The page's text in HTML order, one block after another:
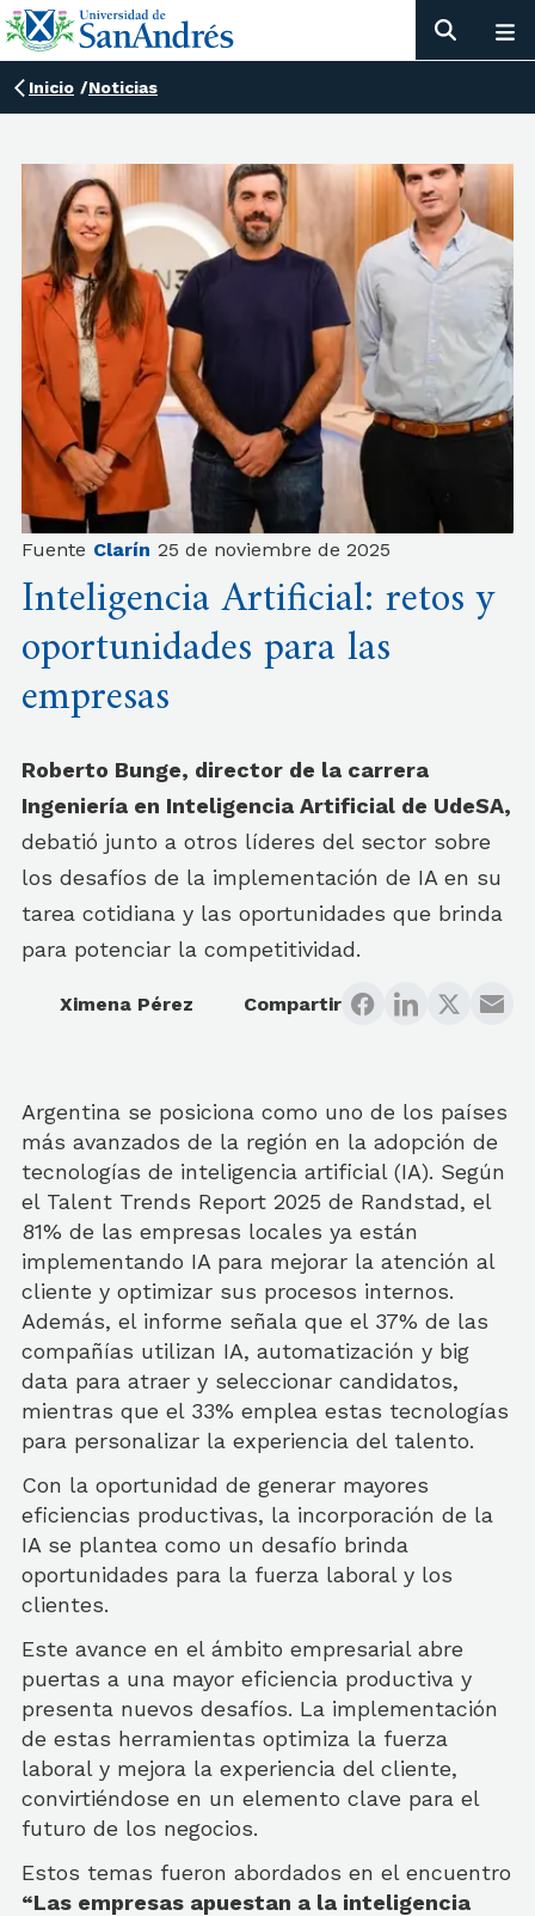
Inicio /Noticias
Fuente Clarín 25 de noviembre de 2025
Inteligencia Artificial: retos y
oportunidades para las
empresas
Roberto Bunge, director de la carrera
Ingeniería en Inteligencia Artificial de UdeSA,
debatió junto a otros líderes del sector sobre
los desafíos de la implementación de IA en su
tarea cotidiana y las oportunidades que brinda
para potenciar la competitividad.
Ximena Pérez Compartir
Argentina se posiciona como uno de los países
más avanzados de la región en la adopción de
tecnologías de inteligencia artificial (IA). Según
el Talent Trends Report 2025 de Randstad, el
81% de las empresas locales ya están
implementando IA para mejorar la atención al
cliente y optimizar sus procesos internos.
Además, el informe señala que el 37% de las
compañías utilizan IA, automatización y big
data para atraer y seleccionar candidatos,
mientras que el 33% emplea estas tecnologías
para personalizar la experiencia del talento.
Con la oportunidad de generar mayores
eficiencias productivas, la incorporación de la
IA se plantea como un desafío brinda
oportunidades para la fuerza laboral y los
clientes.
Este avance en el ámbito empresarial abre
puertas a una mayor eficiencia productiva y
presenta nuevos desafíos. La implementación
de estas herramientas optimiza la fuerza
laboral y mejora la experiencia del cliente,
convirtiéndose en un elemento clave para el
futuro de los negocios.
Estos temas fueron abordados en el encuentro
“Las empresas apuestan a la inteligencia